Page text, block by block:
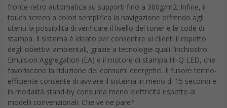
fronte-retro automatica su supporti fino a 300g/m2. Infine, il
touch screen a colori semplifica la navigazione offrendo agli
utenti la possibilità di verificare il livello del toner e le code di
stampa. Il sistema è ideato per consentire ai clienti il rispetto
degli obiettivi ambientali, grazie a tecnologie quali l’inchiostro
Emulsion Aggregation (EA) e il motore di stampa Hi-Q LED, che
favoriscono la riduzione dei consumi energetici. Il fusore termo-
efficiente consente di avviare il sistema in meno di 15 secondi e
in modalità stand-by consuma meno elettricità rispetto ai
modelli convenzionali. Che ve ne pare?